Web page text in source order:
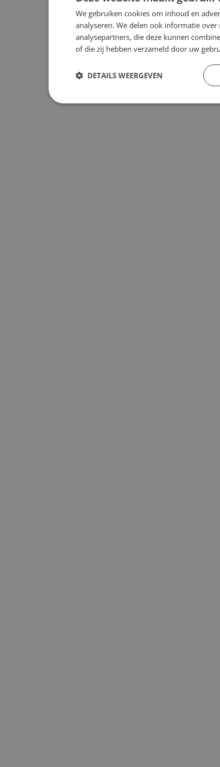
We gebruiken cookies om inhoud en
analyseren. We delen ook informatie
analysepartners, die deze kunnen
of die zij hebben verzameld door uw
DETAILS WEERGEVEN